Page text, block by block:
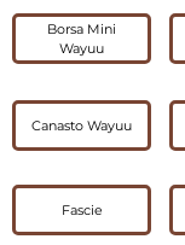
Borsa Mini
Wayuu
Canasto Wayuu
Fascie